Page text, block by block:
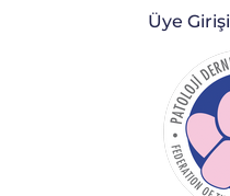
Üye Girişi